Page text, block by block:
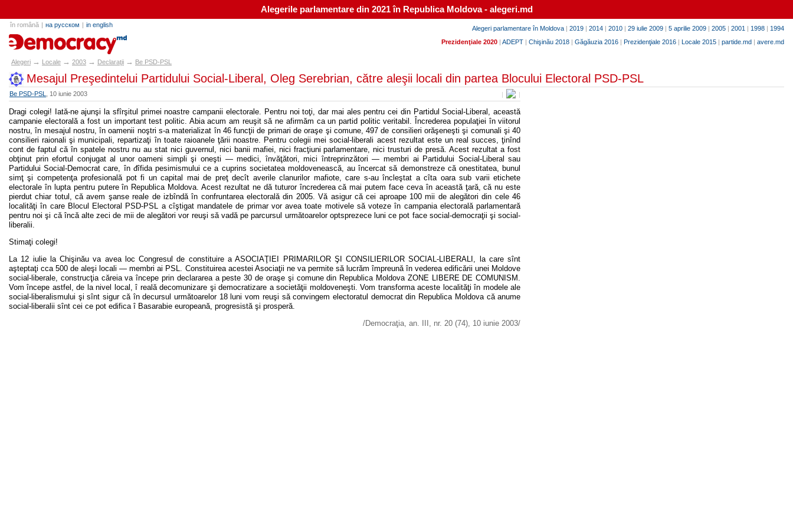
Alegerile parlamentare din 2021 în Republica Moldova - alegeri.md
Alegeri parlamentare în Moldova | 2019 | 2014 | 2010 | 29 iulie 2009 | 5 aprilie 2009 | 2005 | 2001 | 1998 | 1994
Prezidenţiale 2020 | ADEPT | Chişinău 2018 | Găgăuzia 2016 | Prezidenţiale 2016 | Locale 2015 | partide.md | avere.md
în română | на русском | in english
alegeri.md
Alegeri → Locale → 2003 → Declaraţii → Be PSD-PSL
Mesajul Preşedintelui Partidului Social-Liberal, Oleg Serebrian, către aleşii locali din partea Blocului Electoral PSD-PSL
| |
Be PSD-PSL , 10 iunie 2003
Dragi colegi! Iată-ne ajunşi la sfîrşitul primei noastre campanii electorale. Pentru noi toţi, dar mai ales pentru cei din Partidul Social-Liberal, această
campanie electorală a fost un important test politic. Abia acum am reuşit să ne afirmăm ca un partid politic veritabil. Încrederea populaţiei în viitorul
nostru, în mesajul nostru, în oamenii noştri s-a materializat în 46 funcţii de primari de oraşe şi comune, 497 de consilieri orăşeneşti şi comunali şi 40
consilieri raionali şi municipali, repartizaţi în toate raioanele ţării noastre. Pentru colegii mei social-liberali acest rezultat este un real succes, ţinînd
cont de faptul că în spatele nostru nu au stat nici guvernul, nici banii mafiei, nici fracţiuni parlamentare, nici trusturi de presă. Acest rezultat a fost
obţinut prin efortul conjugat al unor oameni simpli şi oneşti — medici, învăţători, mici întreprinzători — membri ai Partidului Social-Liberal sau
Partidului Social-Democrat care, în đîfida pesimismului ce a cuprins societatea moldovenească, au încercat să demonstreze că onestitatea, bunul
simţ şi competenţa profesională pot fi un capital mai de preţ decît averile clanurilor mafiote, care s-au încleştat a cîta oara sub varii etichete
electorale în lupta pentru putere în Republica Moldova. Acest rezultat ne dă tuturor încrederea că mai putem face ceva în această ţară, că nu este
pierdut chiar totul, că avem şanse reale de izbîndă în confruntarea electorală din 2005. Vă asigur că cei aproape 100 mii de alegători din cele 46
localităţi în care Blocul Electoral PSD-PSL a cîştigat mandatele de primar vor avea toate motivele să voteze în campania electorală parlamentară
pentru noi şi că încă alte zeci de mii de alegători vor reuşi să vadă pe parcursul următoarelor optsprezece luni ce pot face social-democraţii şi social-
liberalii.
Stimaţi colegi!
La 12 iulie la Chişinău va avea loc Congresul de constituire a ASOCIAŢIEI PRIMARILOR ŞI CONSILIERILOR SOCIAL-LIBERALI, la care sînt
aşteptaţi cca 500 de aleşi locali — membri ai PSL. Constituirea acestei Asociaţii ne va permite să lucrăm împreună în vederea edificării unei Moldove
social-liberale, construcţia căreia va începe prin declararea a peste 30 de oraşe şi comune din Republica Moldova ZONE LIBERE DE COMUNISM.
Vom începe astfel, de la nivel local, î reală decomunizare şi democratizare a societăţii moldoveneşti. Vom transforma aceste localităţi în modele ale
social-liberalismului şi sînt sigur că în decursul următoarelor 18 luni vom reuşi să convingem electoratul democrat din Republica Moldova că anume
social-liberalii sînt cei ce pot edifica î Basarabie europeană, progresistă şi prosperă.
/Democraţia, an. III, nr. 20 (74), 10 iunie 2003/